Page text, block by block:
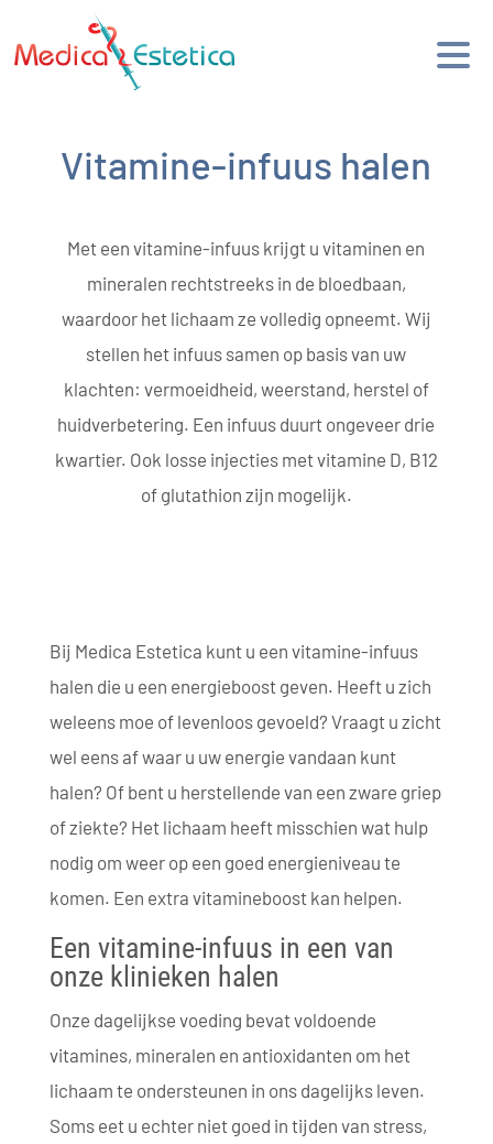
Vitamine-infuus halen
Met een vitamine-infuus krijgt u vitaminen en
mineralen rechtstreeks in de bloedbaan,
waardoor het lichaam ze volledig opneemt. Wij
stellen het infuus samen op basis van uw
klachten: vermoeidheid, weerstand, herstel of
huidverbetering. Een infuus duurt ongeveer drie
kwartier. Ook losse injecties met vitamine D, B12
of glutathion zijn mogelijk.
Bij Medica Estetica kunt u een vitamine-infuus
halen die u een energieboost geven. Heeft u zich
weleens moe of levenloos gevoeld? Vraagt u zicht
wel eens af waar u uw energie vandaan kunt
halen? Of bent u herstellende van een zware griep
of ziekte? Het lichaam heeft misschien wat hulp
nodig om weer op een goed energieniveau te
komen. Een extra vitamineboost kan helpen.
Een vitamine-infuus in een van
onze klinieken halen
Onze dagelijkse voeding bevat voldoende
vitamines, mineralen en antioxidanten om het
lichaam te ondersteunen in ons dagelijks leven.
Soms eet u echter niet goed in tijden van stress,